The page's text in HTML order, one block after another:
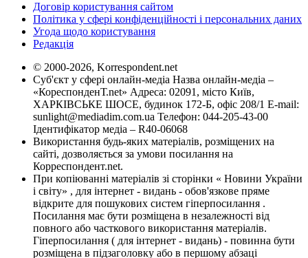
Договір користування сайтом
Політика у сфері конфіденційності і персональних даних
Угода щодо користування
Редакція
© 2000-2026, Korrespondent.net
Суб'єкт у сфері онлайн-медіа Назва онлайн-медіа –
«КореспонденТ.net» Адреса: 02091, місто Київ,
ХАРКІВСЬКЕ ШОСЕ, будинок 172-Б, офіс 208/1 E-mail:
sunlight@mediadim.com.ua Телефон: 044-205-43-00
Ідентифікатор медіа – R40-06068
Використання будь-яких матеріалів, розміщених на
сайті, дозволяється за умови посилання на
Корреспондент.net.
При копіюванні матеріалів зі сторінки « Новини України
і світу» , для інтернет - видань - обов'язкове пряме
відкрите для пошукових систем гіперпосилання .
Посилання має бути розміщена в незалежності від
повного або часткового використання матеріалів.
Гіперпосилання ( для інтернет - видань) - повинна бути
розміщена в підзаголовку або в першому абзаці